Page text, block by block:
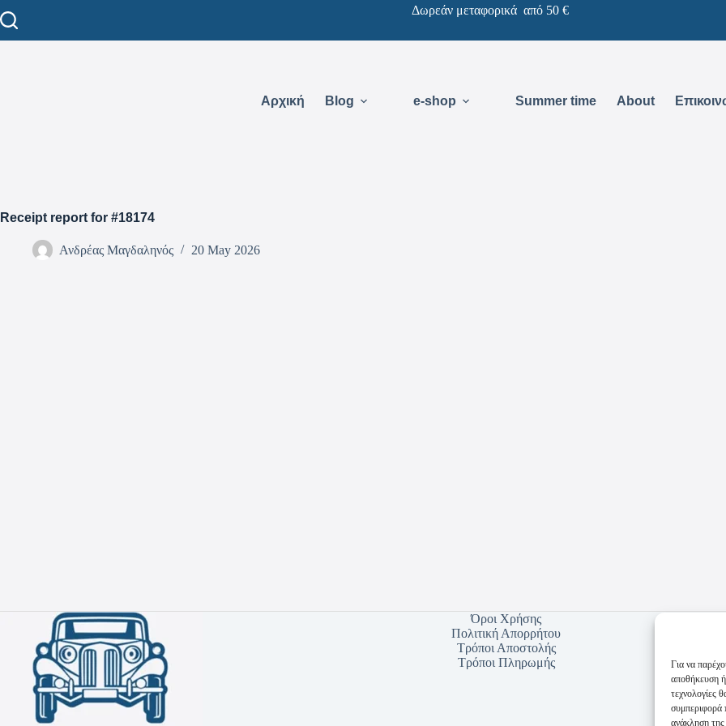
Για να
αποθήκευση
τεχνολογίες
συμπεριφορά
ανάκληση της
Δωρεάν μεταφορικά από 50 €
Αρχική Blog e-shop Summer time About
Receipt report for #18174
Ανδρέας Μαγδαληνός 20 May 2026
Όροι Χρήσης
Πολιτική Απορρήτου
Τρόποι Αποστολής
Τρόποι Πληρωμής